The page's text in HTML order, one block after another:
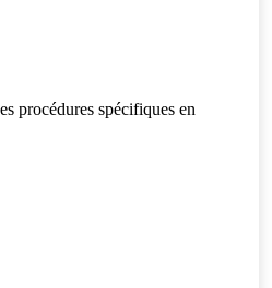
procédures spécifiques en